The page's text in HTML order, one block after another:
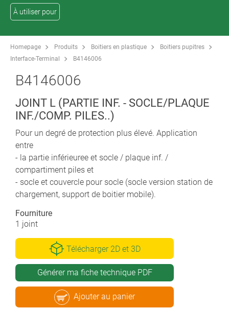
À utiliser pour
Homepage Produits Boitiers en plastique
Boitiers pupitres
Interface-Terminal
B4146006
B4146006
JOINT L (PARTIE INF. - SOCLE/PLAQUE
INF./COMP. PILES..)
Pour un degré de protection plus élevé. Application
entre
- la partie inférieuree et socle / plaque inf. /
compartiment piles et
- socle et couvercle pour socle (socle version station de
chargement, support de boitier mobile).
Fourniture
1 joint
Télécharger 2D et 3D
Générer ma fiche technique PDF
Ajouter au panier